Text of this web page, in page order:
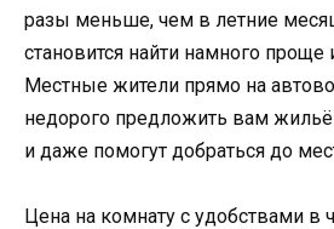
разы меньше, чем в летние
становится найти намного
Местные жители прямо на
недорого предложить вам жильё
и даже помогут добраться до
Цена на комнату с удобствами